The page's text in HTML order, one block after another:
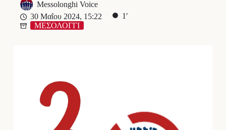
Messolonghi Voice
30 Μαΐου 2024, 15:22
1′
ΜΕΣΟΛΟΓΓΙ